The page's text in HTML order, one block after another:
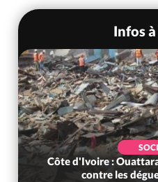
Infos
Côte d'Ivoire :
contre les